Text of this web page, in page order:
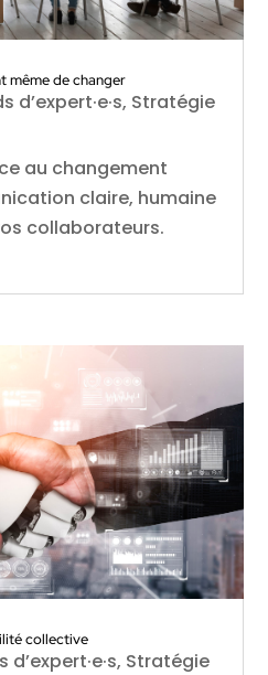
même de changer
d’expert·e·s, Stratégie
au changement
claire, humaine
collaborateurs.
collective
d’expert·e·s, Stratégie